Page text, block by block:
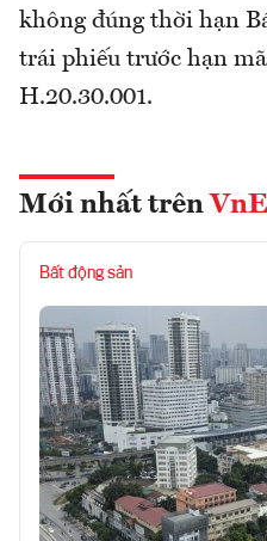
không đúng thời hạn
trái phiếu trước hạn
H.20.30.001.
Mới nhất trên
Bất động sản